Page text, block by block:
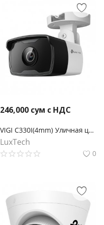
246,000 сум с НДС
VIGI C330I(4mm) Уличная цилиндрическая IP-камера 3МП с ИК-подсветкой
LuxTech
0